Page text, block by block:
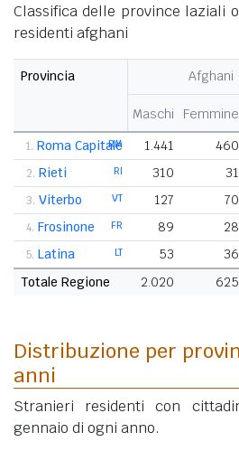
Classifica delle province laziali
residenti afghani
Provincia Afghani
Maschi Femmine
1. RM
Roma Capitale 1.441 460
2. RI
Rieti 310 31
3. VT
Viterbo 127 70
4. FR
Frosinone 89 28
5. LT
Latina 53 36
Totale Regione
2.020 625
Distribuzione per
anni
Stranieri residenti con
gennaio di ogni anno.